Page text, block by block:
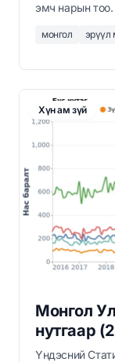
эмч нарын
10,600 гаруй
монгол эрүүл
Хүн ам зүй
Монгол
нутгаар
Үндэсний